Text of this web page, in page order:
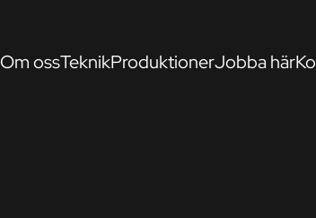
Om ossTeknikProduktionerJobba här